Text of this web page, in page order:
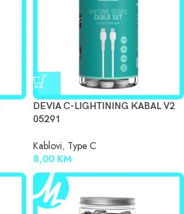
DEVIA C-LIGHTINING KABAL V2
05291
Kablovi, Type C
8,00 KM